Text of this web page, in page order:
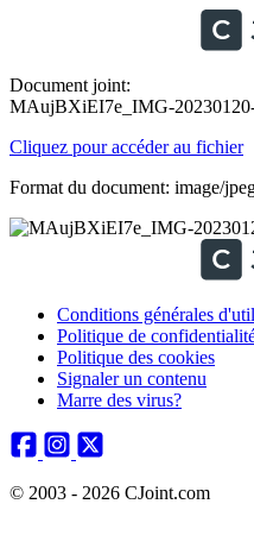
Document joint:
MAujBXiEI7e_IMG-
Cliquez pour accéder au fichier
Format du document: image/
Conditions générales
Politique de
Politique des cookies
Signaler un contenu
Marre des virus?
© 2003 - 2026 CJoint.com